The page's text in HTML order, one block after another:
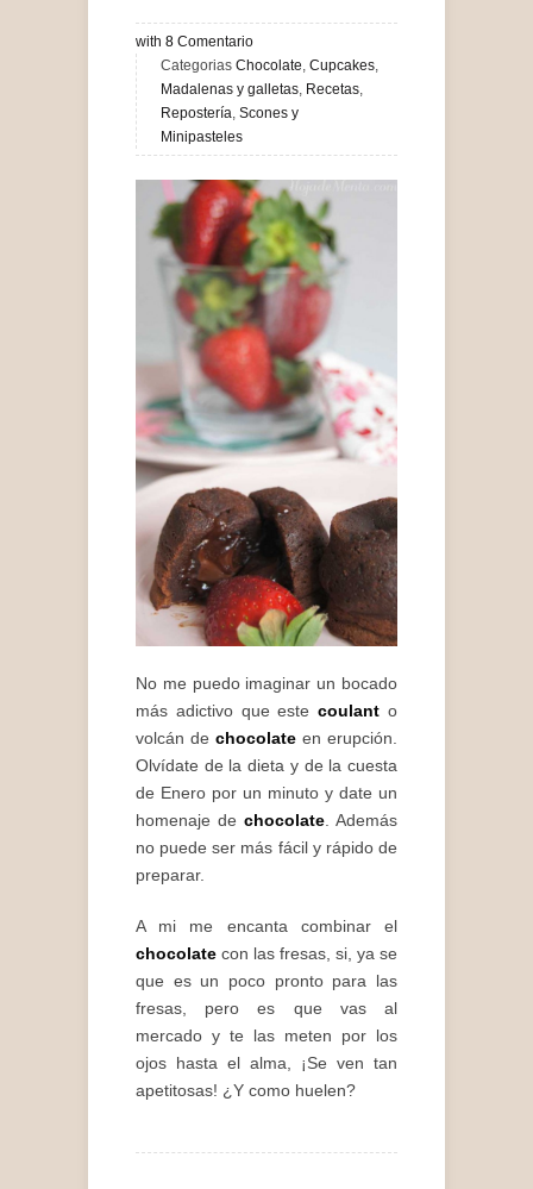
with 8 Comentario
Categorias Chocolate, Cupcakes,
Madalenas y galletas, Recetas,
Repostería, Scones y
Minipasteles
No me puedo imaginar un bocado
más adictivo que estecoulant o
volcán de chocolate en erupción.
Olvídate de la dieta y de la cuesta
de Enero por un minuto y date un
homenaje de chocolate. Además
no puede ser más fácil y rápido de
preparar.
A mi me encanta combinar el
chocolate con las fresas, si, ya se
que es un poco pronto para las
fresas, pero es que vas al
mercado y te las meten por los
ojos hasta el alma, ¡Se ven tan
apetitosas! ¿Y como huelen?